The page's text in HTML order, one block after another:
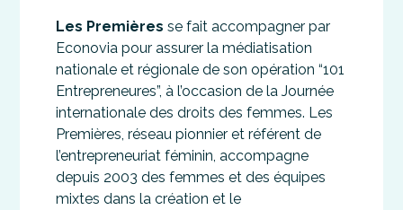
Les Premières se fait accompagner par
Econovia pour assurer la médiatisation
nationale et régionale de son opération “101
Entrepreneures”, à l’occasion de la Journée
internationale des droits des femmes. Les
Premières, réseau pionnier et référent de
l’entrepreneuriat féminin, accompagne
depuis 2003 des femmes et des équipes
mixtes dans la création et le